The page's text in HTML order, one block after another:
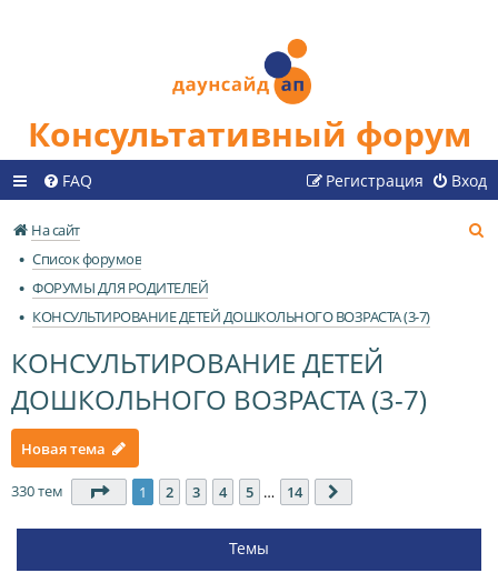
Консультативный форум
FAQ Вход
Регистрация
На сайт
Список форумов
ФОРУМЫ ДЛЯ РОДИТЕЛЕЙ
КОНСУЛЬТИРОВАНИЕ ДЕТЕЙ ДОШКОЛЬНОГО ВОЗРАСТА (3-7)
КОНСУЛЬТИРОВАНИЕ ДЕТЕЙ
ДОШКОЛЬНОГО ВОЗРАСТА (3-7)
Новая тема
330 тем Страница 1из 14
1 2 3 4 5 … 14
Темы